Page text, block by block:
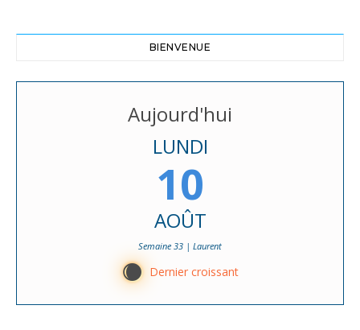
BIENVENUE
Aujourd'hui
LUNDI
10
AOÛT
Semaine 33 | Laurent
X Dernier croissant